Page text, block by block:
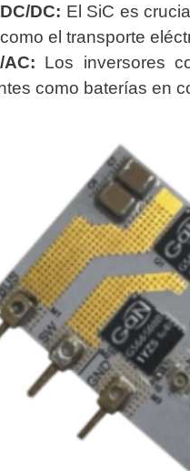
DC: El SiC es
el transporte
Los inversores
como baterías en